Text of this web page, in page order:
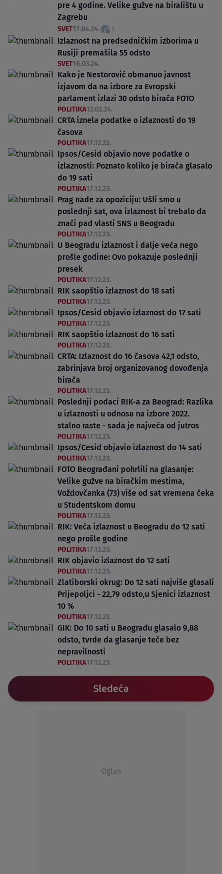
pre 4 godine. Velike gužve na biralištu u
Zagrebu
SVET17.04.24. 1
Izlaznost na predsedničkim izborima u
Rusiji premašila 55 odsto
SVET16.03.24.
Kako je Nestorović obmanuo javnost
izjavom da na izbore za Evropski
parlament izlazi 30 odsto birača FOTO
POLITIKA12.02.24.
CRTA iznela podatke o izlaznosti do 19
časova
POLITIKA17.12.23.
Ipsos/Cesid objavio nove podatke o
izlaznosti: Poznato koliko je birača glasalo
do 19 sati
POLITIKA17.12.23.
Prag nade za opoziciju: Ušli smo u
poslednji sat, ova izlaznost bi trebalo da
znači pad vlasti SNS u Beogradu
POLITIKA17.12.23.
U Beogradu izlaznost i dalje veća nego
prošle godine: Ovo pokazuje poslednji
presek
POLITIKA17.12.23.
RIK saopštio izlaznost do 18 sati
POLITIKA17.12.23.
Ipsos/Cesid objavio izlaznost do 17 sati
POLITIKA17.12.23.
RIK saopštio izlaznost do 16 sati
POLITIKA17.12.23.
CRTA: Izlaznost do 16 časova 42,1 odsto,
zabrinjava broj organizovanog dovođenja
birača
POLITIKA17.12.23.
Poslednji podaci RIK-a za Beograd: Razlika
u izlaznosti u odnosu na izbore 2022.
stalno raste - sada je najveća od jutros
POLITIKA17.12.23.
Ipsos/Cesid objavio izlaznost do 14 sati
POLITIKA17.12.23.
FOTO Beograđani pohrlili na glasanje:
Velike gužve na biračkim mestima,
Voždovčanka (73) više od sat vremena čeka
u Studentskom domu
POLITIKA17.12.23.
RIK: Veća izlaznost u Beogradu do 12 sati
nego prošle godine
POLITIKA17.12.23.
RIK objavio izlaznost do 12 sati
POLITIKA17.12.23.
Zlatiborski okrug: Do 12 sati najviše glasali
Prijepoljci - 22,79 odsto,u Sjenici izlaznost
10 %
POLITIKA17.12.23.
GIK: Do 10 sati u Beogradu glasalo 9,88
odsto, tvrde da glasanje teče bez
nepravilnosti
POLITIKA17.12.23.
Sledeća
Oglas